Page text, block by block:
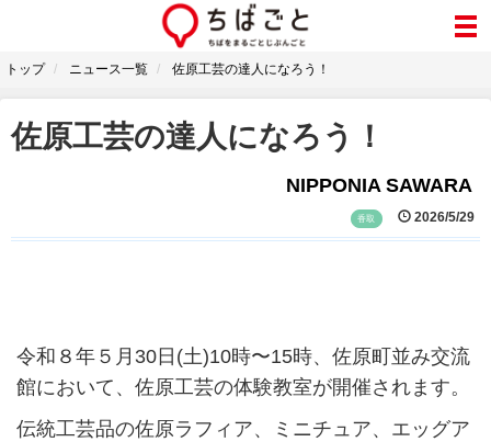
トップ ニュース一覧 佐原工芸の達人になろう！
佐原工芸の達人になろう！
NIPPONIA SAWARA
香取 2026/5/29
令和８年５月30日(土)10時〜15時、佐原町並み交流
館において、佐原工芸の体験教室が開催されます。
伝統工芸品の佐原ラフィア、ミニチュア、エッグア